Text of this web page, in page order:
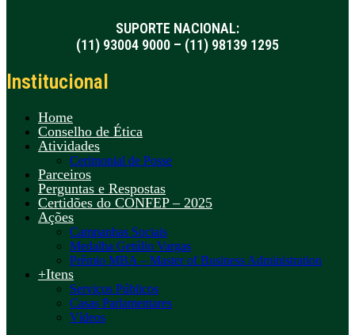
SUPORTE NACIONAL:
(11) 93004 9000 – (11) 98139 1295
Institucional
Home
Conselho de Ética
Atividades
Cerimonial de Posse
Parceiros
Perguntas e Respostas
Certidões do CONFEP – 2025
Ações
Campanhas Sociais
Medalha Getúlio Vargas
Prêmio MBA – Master of Business Administration
+Itens
Serviços Públicos
Casas Parlamentares
Vídeos